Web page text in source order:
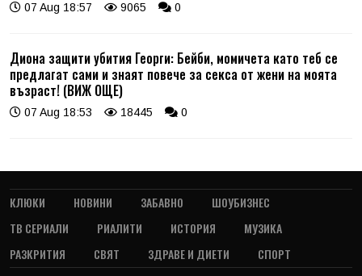
07 Aug 18:57 9065 0
Диона защити убития Георги: Бейби, момичета като теб се
предлагат сами и знаят повече за секса от жени на моята
възраст! (ВИЖ ОЩЕ)
07 Aug 18:53 18445 0
КЛЮКИ НОВИНИ ЗАБАВНО
ШОУБИЗНЕС
ТВ СЕРИАЛИ
РИАЛИТИ ИСТОРИЯ
МУЗИКА
РАЗКРИТИЯ
СВЯТ ЗДРАВЕ И ДИЕТИ СПОРТ